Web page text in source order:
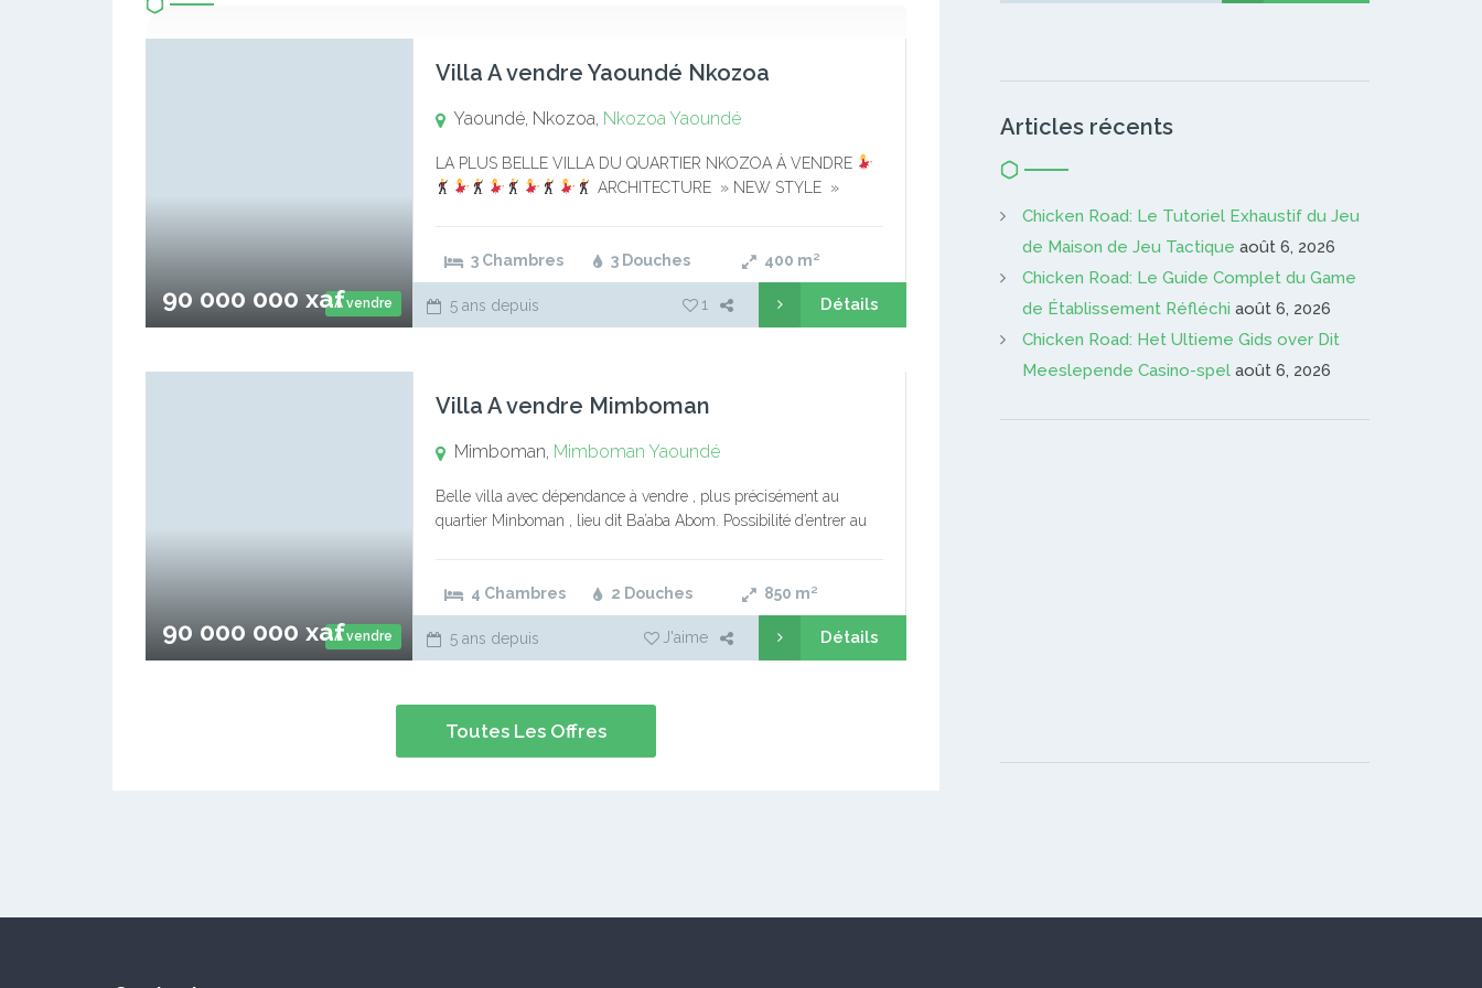
A vendre
90 000 000 xaf
Villa A vendre Yaoundé Nkozoa
Yaoundé, Nkozoa, Nkozoa Yaoundé
LA PLUS BELLE VILLA DU QUARTIER NKOZOA À VENDRE
ARCHITECTURE » NEW STYLE »
3 Chambres
3 Douches 400 m²
5 ans depuis 1 Détails
A vendre
90 000 000 xaf
Villa A vendre Mimboman
Mimboman, Mimboman Yaoundé
Belle villa avec dépendance à vendre , plus précisément au
quartier Minboman , lieu dit Ba’aba Abom. Possibilité d’entrer au
4 Chambres 2 Douches 850 m²
5 ans depuis J'aime Détails
Toutes Les Offres
Articles récents
Chicken Road: Le Tutoriel Exhaustif du Jeu
de Maison de Jeu Tactique août 6, 2026
Chicken Road: Le Guide Complet du Game
de Établissement Réfléchi août 6, 2026
Chicken Road: Het Ultieme Gids over Dit
Meeslepende Casino-spel août 6, 2026